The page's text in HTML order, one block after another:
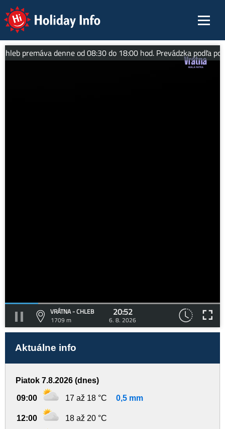
Holiday Info
premáva denne od 08:30 do 18:00 hod. Prevádzka podľa
VRÁTNA - CHLEB
1709 m
20:52
6. 8. 2026
Aktuálne info
Piatok 7.8.2026 (dnes)
09:00 17 až 18 °C 0,5 mm
12:00 18 až 20 °C